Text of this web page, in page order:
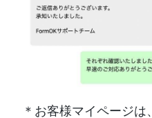
＊お客様マイページ